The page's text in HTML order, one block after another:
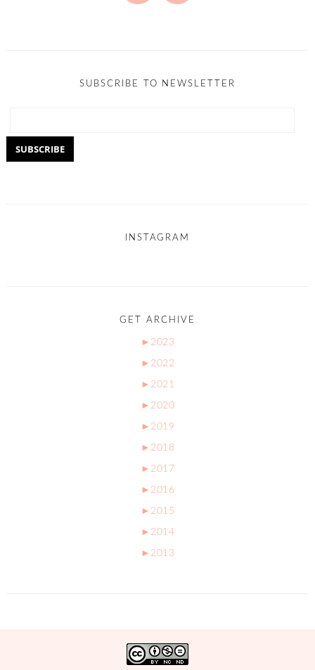
SUBSCRIBE TO NEWSLETTER
INSTAGRAM
GET ARCHIVE
► 2023
► 2022
► 2021
► 2020
► 2019
► 2018
► 2017
► 2016
► 2015
► 2014
► 2013